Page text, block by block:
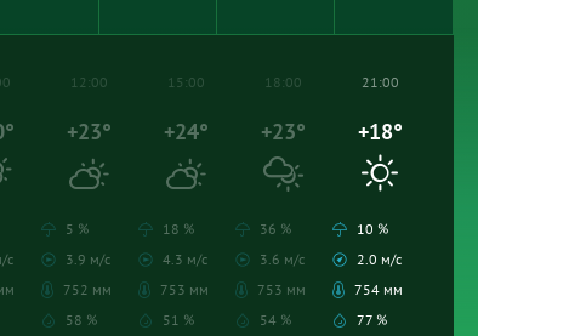
с
12:00
+23°
5 %
3.9 м/с
752 мм
58 %
15:00
+24°
18 %
4.3 м/с
753 мм
51 %
18:00
+23°
36 %
3.6 м/с
753 мм
54 %
21:00
+18°
10 %
2.0 м/с
754 мм
77 %